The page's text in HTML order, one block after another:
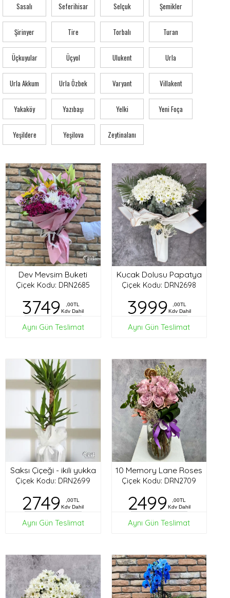
Sasalı Seferihisar Selçuk Şemikler
Şirinyer Tire Torbalı Turan
Üçkuyular Üçyol Ulukent Urla
Urla Akkum Urla Özbek Varyant Villakent
Yakaköy Yazıbaşı Yelki Yeni Foça
Yeşildere Yeşilova Zeytinalanı
Dev Mevsim Buketi
Çiçek Kodu: DRN2685
3749
,00TL
Kdv Dahil
Aynı Gün Teslimat
Kucak Dolusu Papatya
Çiçek Kodu: DRN2698
3999
,00TL
Kdv Dahil
Aynı Gün Teslimat
Saksı Çiçeği - ikili yukka
Çiçek Kodu: DRN2699
2749
,00TL
Kdv Dahil
Aynı Gün Teslimat
10 Memory Lane Roses
Çiçek Kodu: DRN2709
2499
,00TL
Kdv Dahil
Aynı Gün Teslimat